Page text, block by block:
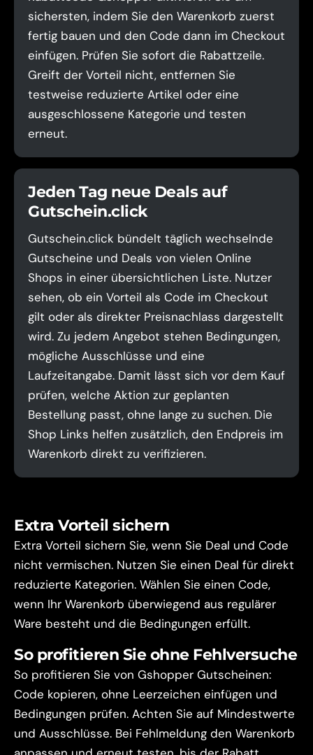
sichersten, indem Sie den Warenkorb zuerst
fertig bauen und den Code dann im Checkout
einfügen. Prüfen Sie sofort die Rabattzeile.
Greift der Vorteil nicht, entfernen Sie
testweise reduzierte Artikel oder eine
ausgeschlossene Kategorie und testen
erneut.
Jeden Tag neue Deals auf
Gutschein.click
Gutschein.click bündelt täglich wechselnde
Gutscheine und Deals von vielen Online
Shops in einer übersichtlichen Liste. Nutzer
sehen, ob ein Vorteil als Code im Checkout
gilt oder als direkter Preisnachlass dargestellt
wird. Zu jedem Angebot stehen Bedingungen,
mögliche Ausschlüsse und eine
Laufzeitangabe. Damit lässt sich vor dem Kauf
prüfen, welche Aktion zur geplanten
Bestellung passt, ohne lange zu suchen. Die
Shop Links helfen zusätzlich, den Endpreis im
Warenkorb direkt zu verifizieren.
Extra Vorteil sichern
Extra Vorteil sichern Sie, wenn Sie Deal und Code
nicht vermischen. Nutzen Sie einen Deal für direkt
reduzierte Kategorien. Wählen Sie einen Code,
wenn Ihr Warenkorb überwiegend aus regulärer
Ware besteht und die Bedingungen erfüllt.
So profitieren Sie ohne Fehlversuche
So profitieren Sie von Gshopper Gutscheinen:
Code kopieren, ohne Leerzeichen einfügen und
Bedingungen prüfen. Achten Sie auf Mindestwerte
und Ausschlüsse. Bei Fehlmeldung den Warenkorb